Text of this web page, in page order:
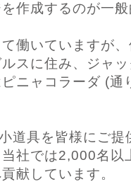
作成するのが一
働いていますが、
スに住み、ジャッ
ニャコラーダ (通
道具を皆様にご提
社では2,000名以
献しています。